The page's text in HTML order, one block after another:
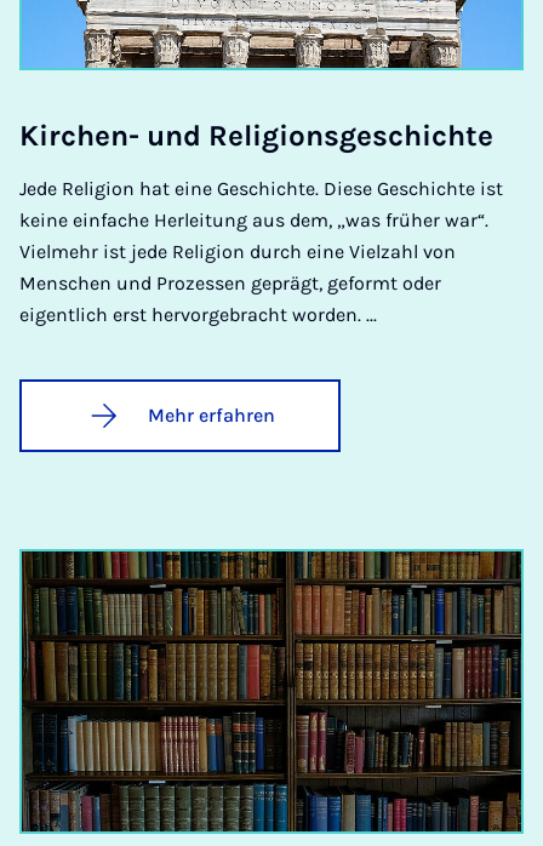
Kir­chen- und Re­li­gi­ons­ge­schich­te
Jede Religion hat eine Geschichte. Diese Geschichte ist
keine einfache Herleitung aus dem, „was früher war“.
Vielmehr ist jede Religion durch eine Vielzahl von
Menschen und Prozessen geprägt, geformt oder
eigentlich erst hervorgebracht worden. ...
Mehr erfahren